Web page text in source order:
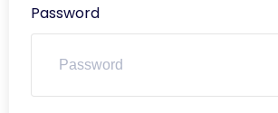
Password